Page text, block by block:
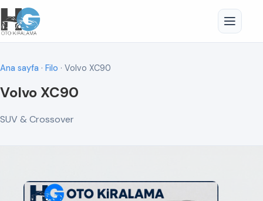
Ana sayfa · Filo · Volvo XC90
Volvo XC90
SUV & Crossover